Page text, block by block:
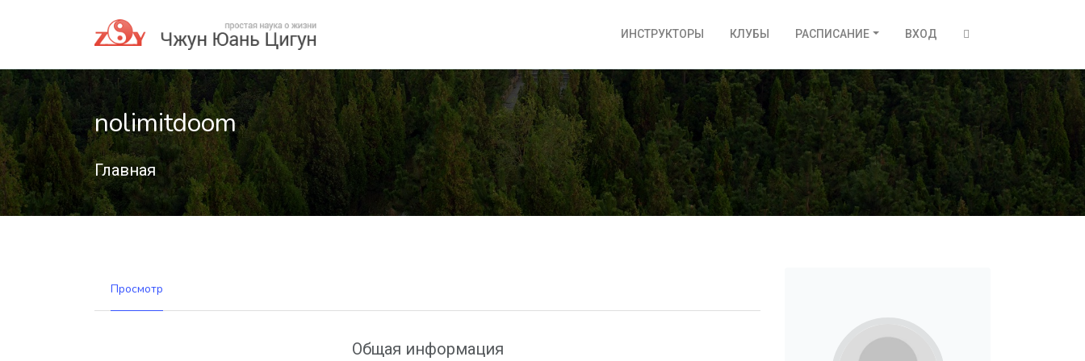
ИНСТРУКТОРЫ КЛУБЫ РАСПИСАНИЕ ВХОД
nolimitdoom
Главная
Просмотр
Общая информация